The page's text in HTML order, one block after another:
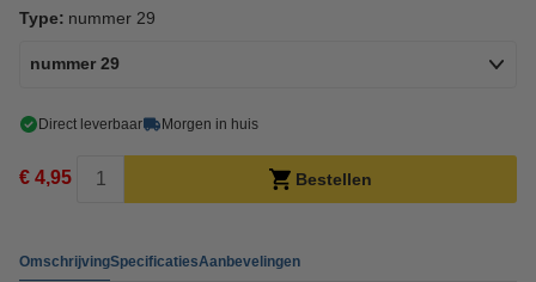
Type: nummer 29
nummer 29
Direct leverbaar Morgen in huis
€ 4,95 Bestellen
OmschrijvingSpecificatiesAanbevelingen